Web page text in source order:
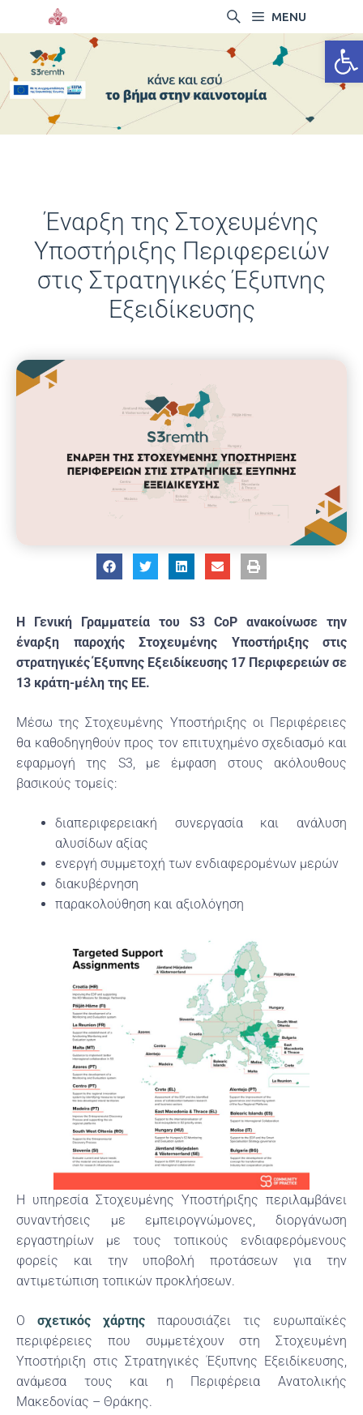
MENU
Έναρξη της Στοχευμένης
Υποστήριξης Περιφερειών
στις Στρατηγικές Έξυπνης
Εξειδίκευσης
Η Γενική Γραμματεία του S3 CoP ανακοίνωσε την
έναρξη παροχής Στοχευμένης Υποστήριξης στις
στρατηγικές Έξυπνης Εξειδίκευσης 17 Περιφερειών σε
13 κράτη-μέλη της ΕΕ.
Μέσω της Στοχευμένης Υποστήριξης οι Περιφέρειες
θα καθοδηγηθούν προς τον επιτυχημένο σχεδιασμό και
εφαρμογή της S3, με έμφαση στους ακόλουθους
βασικούς τομείς:
διαπεριφερειακή συνεργασία και ανάλυση
αλυσίδων αξίας
ενεργή συμμετοχή των ενδιαφερομένων μερών
διακυβέρνηση
παρακολούθηση και αξιολόγηση
Η υπηρεσία Στοχευμένης Υποστήριξης περιλαμβάνει
συναντήσεις με εμπειρογνώμονες, διοργάνωση
εργαστηρίων με τους τοπικούς ενδιαφερόμενους
φορείς και την υποβολή προτάσεων για την
αντιμετώπιση τοπικών προκλήσεων.
Ο σχετικός χάρτης παρουσιάζει τις ευρωπαϊκές
περιφέρειες που συμμετέχουν στη Στοχευμένη
Υποστήριξη στις Στρατηγικές Έξυπνης Εξειδίκευσης,
ανάμεσα τους και η Περιφέρεια Ανατολικής
Μακεδονίας – Θράκης.